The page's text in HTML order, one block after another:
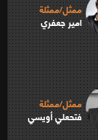
ممثل/ممثلة
امير جعفري
ممثل/ممثلة
فتحعلي أویسي